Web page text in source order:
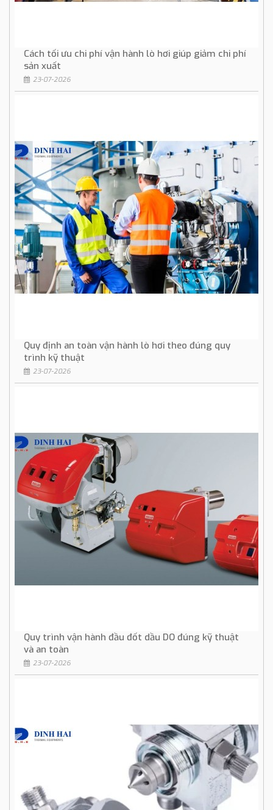
Cách tối ưu chi phí vận hành lò hơi giúp giảm chi phí
sản xuất
23-07-2026
Quy định an toàn vận hành lò hơi theo đúng quy
trình kỹ thuật
23-07-2026
Quy trình vận hành đầu đốt dầu DO đúng kỹ thuật
và an toàn
23-07-2026